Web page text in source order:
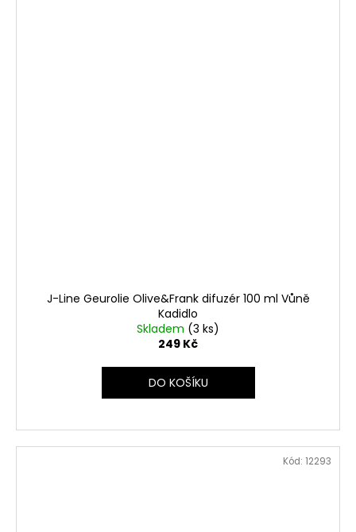
J-Line Geurolie Olive&Frank difuzér 100 ml Vůně
Kadidlo
Skladem (3 ks)
249 Kč
DO KOŠÍKU
Kód: 12293